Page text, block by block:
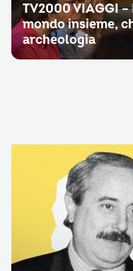
TV2000 VIAGGI
mondo insieme,
archeologia